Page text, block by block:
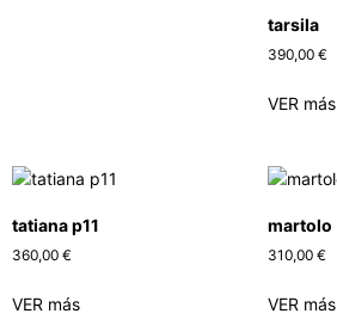
tarsila
390,00 €
VER más
tatiana p11
360,00 €
VER más
martolo
310,00 €
VER más